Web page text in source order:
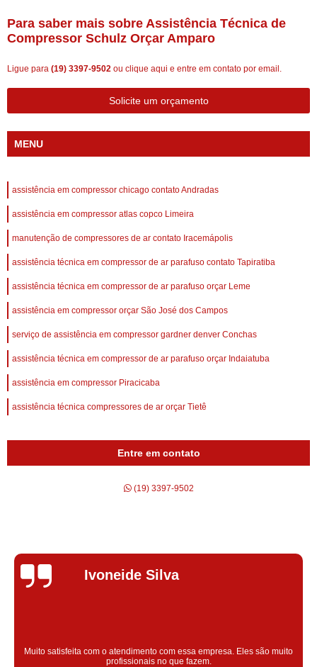
Para saber mais sobre Assistência Técnica de
Compressor Schulz Orçar Amparo
Ligue para (19) 3397-9502 ou clique aqui e entre em contato por email.
Solicite um orçamento
MENU
assistência em compressor chicago contato Andradas
assistência em compressor atlas copco Limeira
manutenção de compressores de ar contato Iracemápolis
assistência técnica em compressor de ar parafuso contato Tapiratiba
assistência técnica em compressor de ar parafuso orçar Leme
assistência em compressor orçar São José dos Campos
serviço de assistência em compressor gardner denver Conchas
assistência técnica em compressor de ar parafuso orçar Indaiatuba
assistência em compressor Piracicaba
assistência técnica compressores de ar orçar Tietê
Entre em contato
(19) 3397-9502
Silvana Alves
Super satisfeita com o serviço prestado, atendimento muito bom!
colaoradores educado e transparente, destaque para o colaborador